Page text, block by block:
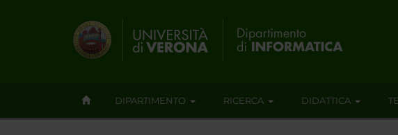
DIPARTIMENTO RICERCA DIDATTICA